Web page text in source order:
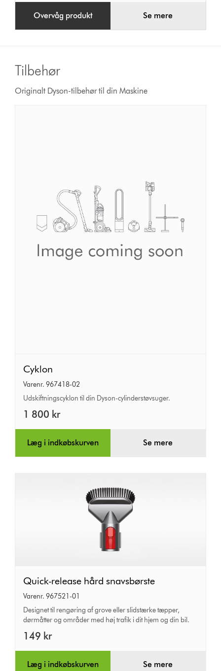
Overvåg produkt Se mere
Tilbehør
Originalt Dyson-tilbehør til din Maskine
Cyklon
Cyklon
Varenr. 967418-02
Udskiftningscyklon til din Dyson-cylinderstøvsuger.
1 800 kr
Læg i indkøbskurven Se mere
Quick-
release
hård
snavsbørste
Quick-release hård snavsbørste
Varenr. 967521-01
Designet til rengøring af grove eller slidstærke tæpper,
dørmåtter og områder med høj trafik i dit hjem og din bil.
149 kr
Læg i indkøbskurven Se mere